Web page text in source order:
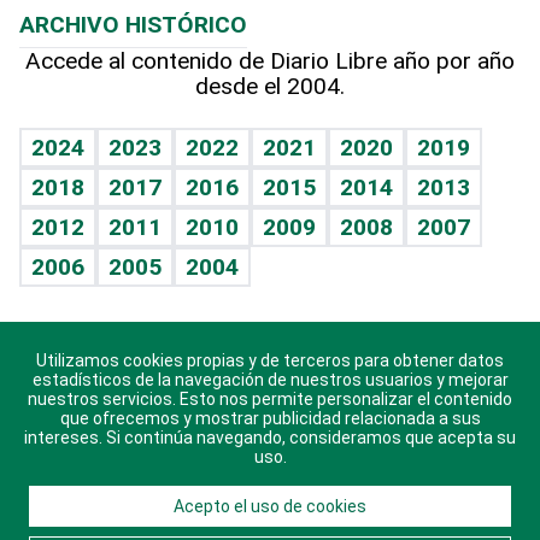
Hablando con el pediatra
Vida y familia
Eñe
Celebrando la vida
Sin complejos
En pocas palabras
Escuchando al corazón
Economía Personal
Línea de hit
TBT Deportivo
Más firmas
Hecho en casa
Guía del dinero
Cumpleaños
Horóscopos
Crucigramas
ARCHIVO HISTÓRICO
Accede al contenido de Diario Libre año por año
desde el 2004.
2024 2023 2022 2021 2020
2019
2018
2017 2016 2015 2014
2013
2012
2011 2010 2009 2008
2007
2006
2005 2004
Descarga nuestras aplicaciones para Android, iOS y
sistema Huawei.
© 2021 Diario Libre, todos los derechos reservados.
Utilizamos cookies propias y de terceros para obtener datos
estadísticos de la navegación de nuestros usuarios y mejorar
nuestros servicios. Esto nos permite personalizar el contenido
que ofrecemos y mostrar publicidad relacionada a sus
intereses. Si continúa navegando, consideramos que acepta su
uso.
Acepto el uso de cookies